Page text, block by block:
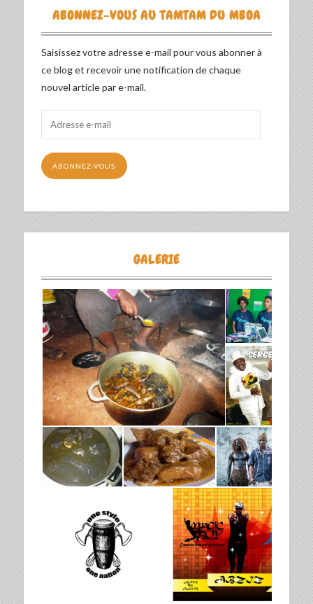
ABONNEZ-VOUS AU TAMTAM DU MBOA
Saisissez votre adresse e-mail pour vous abonner à
ce blog et recevoir une notification de chaque
nouvel article par e-mail.
mail
ABONNEZ-VOUS
GALERIE